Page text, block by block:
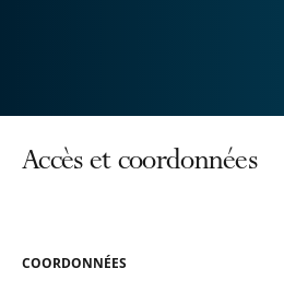
Accès et coordonnées
COORDONNÉES